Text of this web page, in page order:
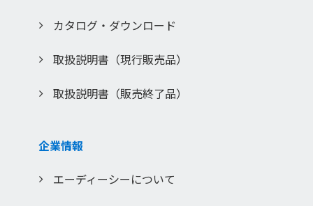
カタログ・ダウンロード
取扱説明書（現行販売品）
取扱説明書（販売終了品）
企業情報
エーディーシーについて